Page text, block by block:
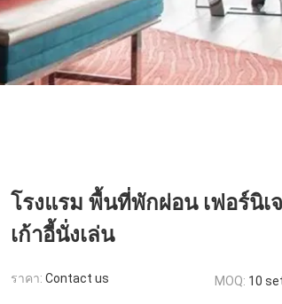
โรงแรม พื้นที่พักผ่อน เฟอร์นิเ
เก้าอี้นั่งเล่น
ราคา: Contact us MOQ: 10